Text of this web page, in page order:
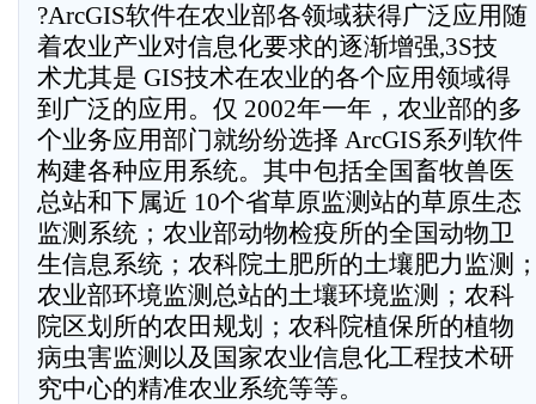
?ArcGIS软件在农业部各领域获得广泛应用随
着农业产业对信息化要求的逐渐增强,3S技
术尤其是 GIS技术在农业的各个应用领域得
到广泛的应用。仅 2002年一年，农业部的多
个业务应用部门就纷纷选择 ArcGIS系列软件
构建各种应用系统。其中包括全国畜牧兽医
总站和下属近 10个省草原监测站的草原生态
监测系统；农业部动物检疫所的全国动物卫
生信息系统；农科院土肥所的土壤肥力监测
农业部环境监测总站的土壤环境监测；农科
院区划所的农田规划；农科院植保所的植物
病虫害监测以及国家农业信息化工程技术研
究中心的精准农业系统等等。